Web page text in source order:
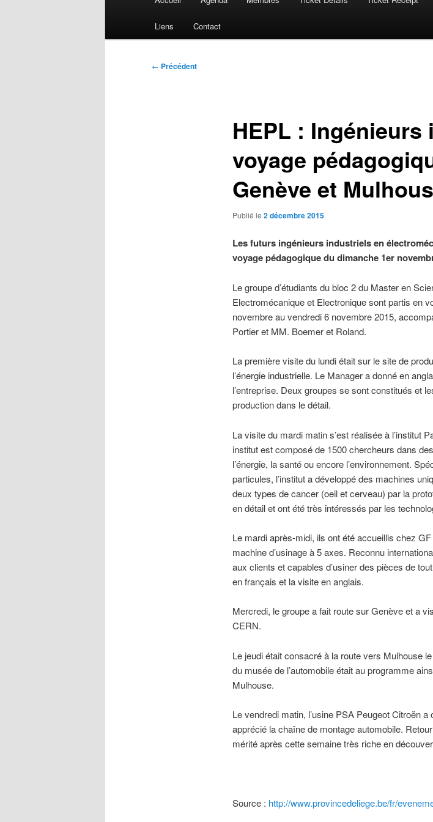
Liens Contact
Navigation
← Précédent
HEPL :
voyage
Genève et
Publié le 2 décembre 2015
Les futurs ingénieurs industriels en
voyage pédagogique du dimanche 1er
Le groupe d’étudiants du bloc 2 du Master en
Electromécanique et Electronique sont partis en
novembre au vendredi 6 novembre 2015,
Portier et MM. Boemer et Roland.
La première visite du lundi était sur le site de
l’énergie industrielle. Le Manager a donné en
l’entreprise. Deux groupes se sont constitués et
production dans le détail.
La visite du mardi matin s’est réalisée à l’institut
institut est composé de 1500 chercheurs dans
l’énergie, la santé ou encore l’environnement.
particules, l’institut a développé des machines
deux types de cancer (oeil et cerveau) par la
en détail et ont été très intéressés par les
Le mardi après-midi, ils ont été accueillis chez
machine d’usinage à 5 axes. Reconnu
aux clients et capables d’usiner des pièces de
en français et la visite en anglais.
Mercredi, le groupe a fait route sur Genève et a
CERN.
Le jeudi était consacré à la route vers Mulhouse
du musée de l’automobile était au programme
Mulhouse.
Le vendredi matin, l’usine PSA Peugeot Citroën
apprécié la chaîne de montage automobile.
mérité après cette semaine très riche en
Source : http://www.provincedeliege.be/fr/